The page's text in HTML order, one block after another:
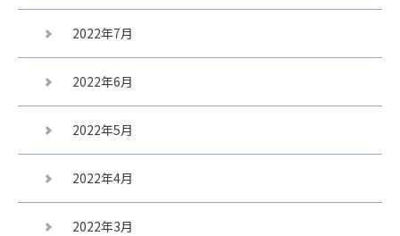
2022年7月
2022年6月
2022年5月
2022年4月
2022年3月